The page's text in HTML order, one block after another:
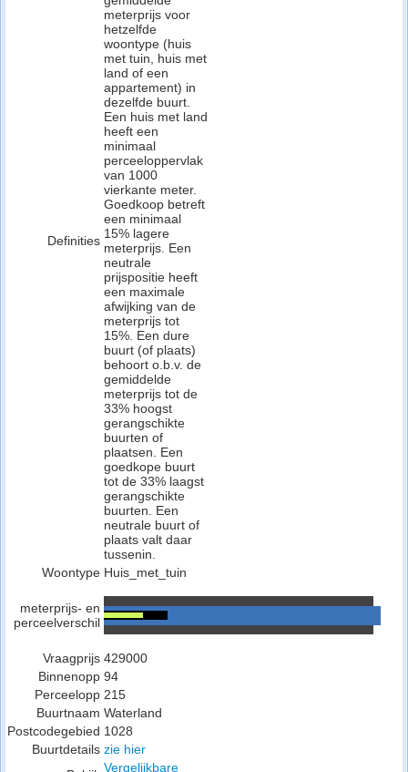
Definities
meterprijs voor
hetzelfde
woontype (huis
met tuin, huis met
land of een
appartement) in
dezelfde buurt.
Een huis met land
heeft een
minimaal
perceeloppervlak
van 1000
vierkante meter.
Goedkoop betreft
een minimaal
15% lagere
meterprijs. Een
neutrale
prijspositie heeft
een maximale
afwijking van de
meterprijs tot
15%. Een dure
buurt (of plaats)
behoort o.b.v. de
gemiddelde
meterprijs tot de
33% hoogst
gerangschikte
buurten of
plaatsen. Een
goedkope buurt
tot de 33% laagst
gerangschikte
buurten. Een
neutrale buurt of
plaats valt daar
tussenin.
Woontype Huis_met_tuin
meterprijs- en
perceelverschil
Vraagprijs 429000
Binnenopp 94
Perceelopp 215
Buurtnaam Waterland
Postcodegebied 1028
Buurtdetails zie hier
Vergelijkbare